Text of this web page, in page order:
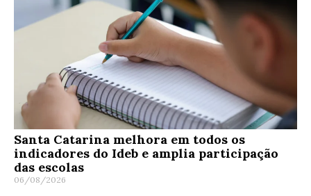
Santa Catarina melhora em todos os
indicadores do Ideb e amplia participação
das escolas
06/08/2026